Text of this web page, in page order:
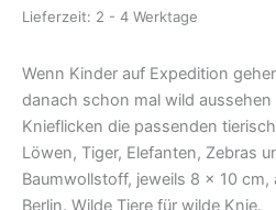
Menge
Lieferzeit: 2 - 4 Werktage
Wenn Kinder auf Expedition
danach schon mal wild
Knieflicken die passenden
Löwen, Tiger, Elefanten, Zebras
Baumwollstoff, jeweils 8 × 10
Berlin. Wilde Tiere für wilde Knie.